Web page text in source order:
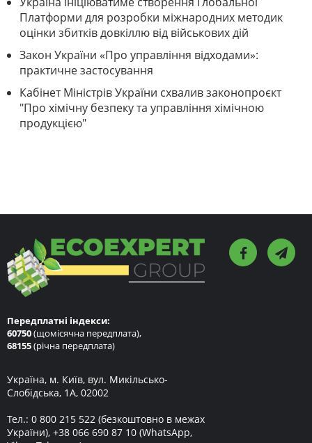
Платформи для розробки міжнародних методик
оцінки збитків довкіллю від військових дій
Закон України «Про управління відходами»:
практичне застосування
Кабінет Міністрів України схвалив законопроєкт
"Про хімічну безпеку та управління хімічною
продукцією"
Передплатні індекси:
60750(щомісячна передплата),
68155(річна передплата)
Україна, м. Київ, вул. Микільсько-
Слобідська, 1А, 02002
Тел.: 0 800 215 522 (безкоштовно в межах
України), +38 066 690 87 10 (WhatsApp,